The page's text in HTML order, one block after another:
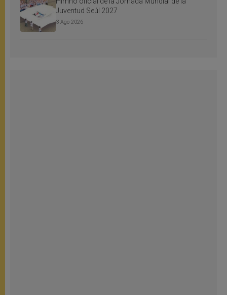
Juventud Seúl 2027
3 Ago 2026